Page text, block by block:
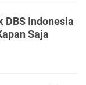
DBS Indonesia
Saja